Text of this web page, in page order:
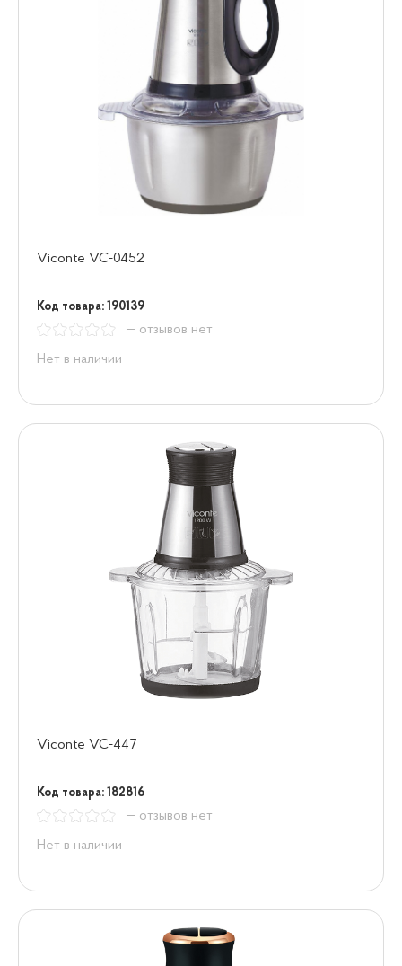
Viconte VC-0452
Код товара: 190139
— отзывов нет
Нет в наличии
Viconte VC-447
Код товара: 182816
— отзывов нет
Нет в наличии